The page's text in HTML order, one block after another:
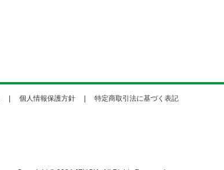
個人情報保護方針 特定商取引法に基づく表記